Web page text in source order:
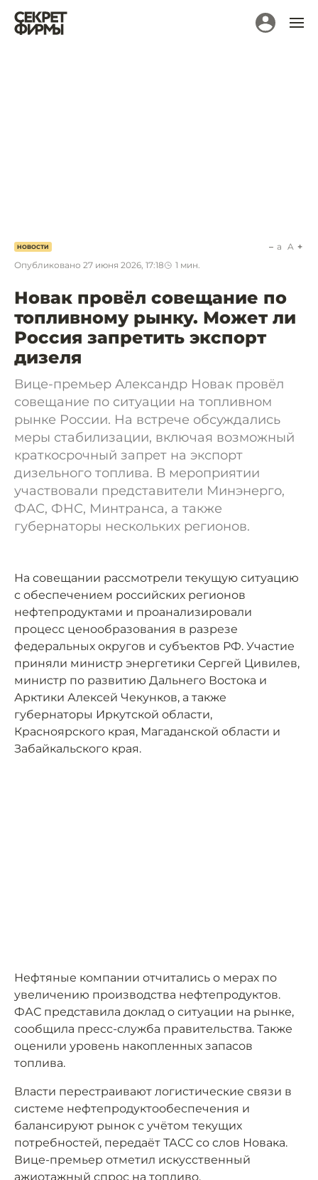
НОВОСТИ
Опубликовано 27 июня 2026, 17:18 1 мин.
a A
Новак провёл совещание по
топливному рынку. Может ли
Россия запретить экспорт
дизеля
Вице-премьер Александр Новак провёл
совещание по ситуации на топливном
рынке России. На встрече обсуждались
меры стабилизации, включая возможный
краткосрочный запрет на экспорт
дизельного топлива. В мероприятии
участвовали представители Минэнерго,
ФАС, ФНС, Минтранса, а также
губернаторы нескольких регионов.
На совещании рассмотрели текущую ситуацию
с обеспечением российских регионов
нефтепродуктами и проанализировали
процесс ценообразования в разрезе
федеральных округов и субъектов РФ. Участие
приняли министр энергетики Сергей Цивилев,
министр по развитию Дальнего Востока и
Арктики Алексей Чекунков, а также
губернаторы Иркутской области,
Красноярского края, Магаданской области и
Забайкальского края.
Нефтяные компании отчитались о мерах по
увеличению производства нефтепродуктов.
ФАС представила доклад о ситуации на рынке,
сообщила пресс-служба правительства. Также
оценили уровень накопленных запасов
топлива.
Власти перестраивают логистические связи в
системе нефтепродуктообеспечения и
балансируют рынок с учётом текущих
потребностей, передаёт ТАСС со слов Новака.
Вице-премьер отметил искусственный
ажиотажный спрос на топливо.